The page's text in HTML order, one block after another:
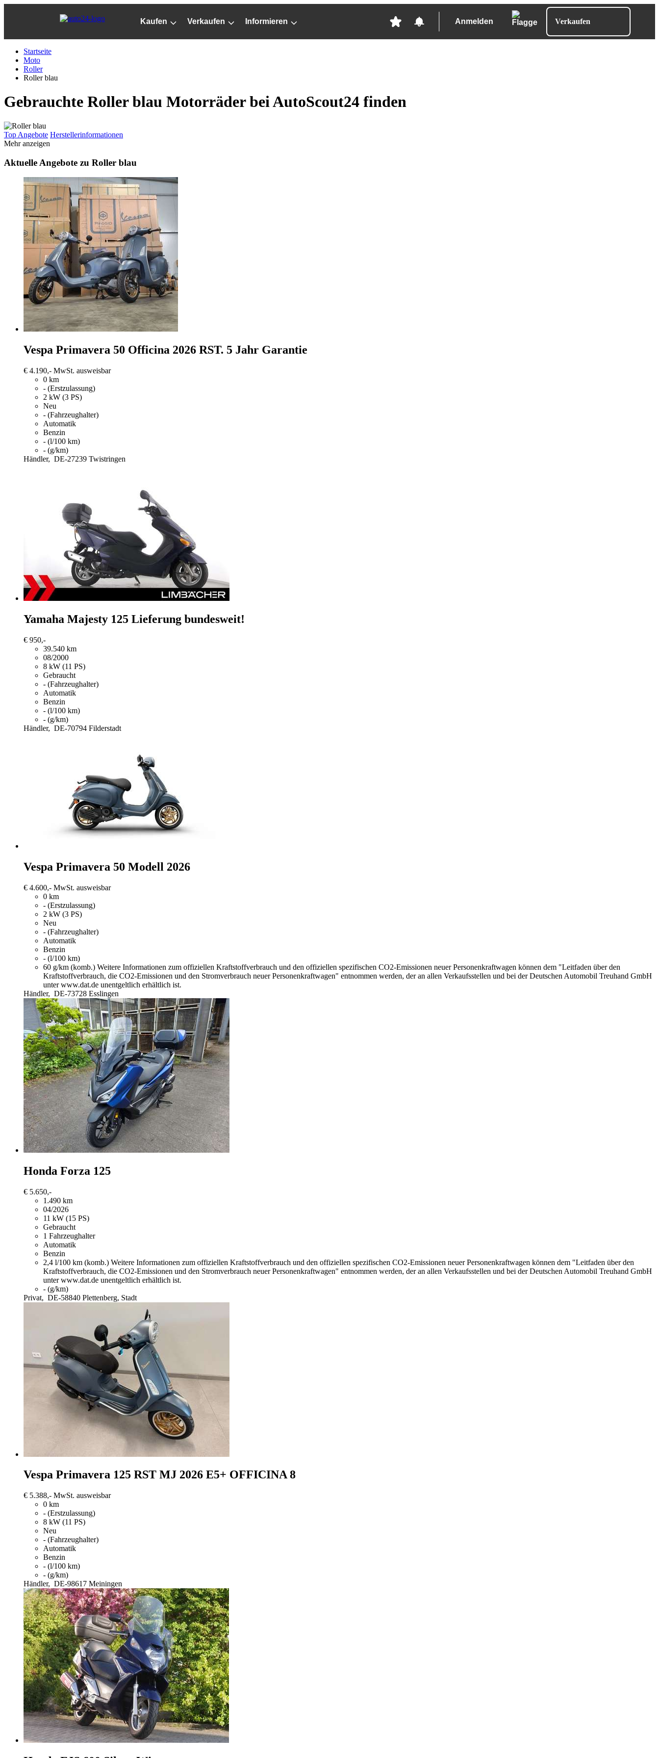
Kaufen Verkaufen Informieren Anmelden Verkaufen
Startseite
Moto
Roller
Roller blau
Gebrauchte Roller blau Motorräder bei AutoScout24 finden
Top Angebote Herstellerinformationen
Mehr anzeigen
Aktuelle Angebote zu Roller blau
Vespa Primavera 50 Officina 2026 RST. 5 Jahr Garantie
€ 4.190,- MwSt. ausweisbar
0 km
- (Erstzulassung)
2 kW (3 PS)
Neu
- (Fahrzeughalter)
Automatik
Benzin
- (l/100 km)
- (g/km)
Händler, DE-27239 Twistringen
Yamaha Majesty 125 Lieferung bundesweit!
€ 950,-
39.540 km
08/2000
8 kW (11 PS)
Gebraucht
- (Fahrzeughalter)
Automatik
Benzin
- (l/100 km)
- (g/km)
Händler, DE-70794 Filderstadt
Vespa Primavera 50 Modell 2026
€ 4.600,- MwSt. ausweisbar
0 km
- (Erstzulassung)
2 kW (3 PS)
Neu
- (Fahrzeughalter)
Automatik
Benzin
- (l/100 km)
60 g/km (komb.) Weitere Informationen zum offiziellen Kraftstoffverbrauch und den offiziellen spezifischen CO2-Emissionen neuer Personenkraftwagen können dem "Leitfaden über den
Kraftstoffverbrauch, die CO2-Emissionen und den Stromverbrauch neuer Personenkraftwagen" entnommen werden, der an allen Verkaufsstellen und bei der Deutschen Automobil Treuhand GmbH
unter www.dat.de unentgeltlich erhältlich ist.
Händler, DE-73728 Esslingen
Honda Forza 125
€ 5.650,-
1.490 km
04/2026
11 kW (15 PS)
Gebraucht
1 Fahrzeughalter
Automatik
Benzin
2,4 l/100 km (komb.) Weitere Informationen zum offiziellen Kraftstoffverbrauch und den offiziellen spezifischen CO2-Emissionen neuer Personenkraftwagen können dem "Leitfaden über den
Kraftstoffverbrauch, die CO2-Emissionen und den Stromverbrauch neuer Personenkraftwagen" entnommen werden, der an allen Verkaufsstellen und bei der Deutschen Automobil Treuhand GmbH
unter www.dat.de unentgeltlich erhältlich ist.
- (g/km)
Privat, DE-58840 Plettenberg, Stadt
Vespa Primavera 125 RST MJ 2026 E5+ OFFICINA 8
€ 5.388,- MwSt. ausweisbar
0 km
- (Erstzulassung)
8 kW (11 PS)
Neu
- (Fahrzeughalter)
Automatik
Benzin
- (l/100 km)
- (g/km)
Händler, DE-98617 Meiningen